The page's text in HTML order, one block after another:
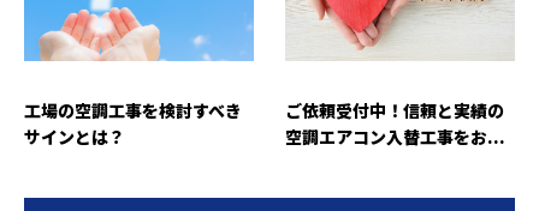
工場の空調工事を検討すべき
サインとは？
ご依頼受付中！信頼と実績の
空調エアコン入替工事をお...